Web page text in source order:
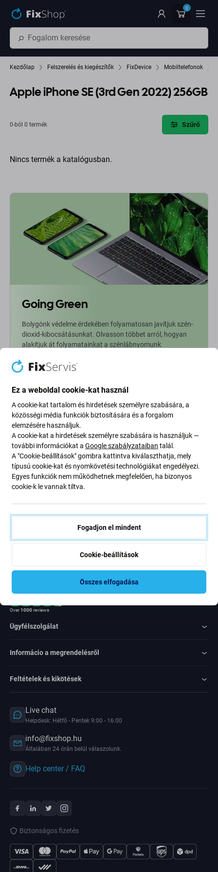
0
Kezdőlap Felszerelés és kiegészítők FixDevice Mobiltelefonok
Apple iPhone SE (3rd Gen 2022) 256GB
0-ból 0 termék Szűrő
Nincs termék a katalógusban.
Going Green
Bolygónk védelme érdekében folyamatosan javítjuk szén-
dioxid-kibocsátásunkat. Olvasson többet arról, hogyan
alakítjuk át folyamatainkat a szénlábnyomunk
Newsletter Fix
Iratkozzon fel, hogy rendszeresen tájékoztatást kapjon az
ajánlatunkról szóló kedvezményekről és hírekről. Ugyanakkor
ennek az űrlapnak a benyújtásával megerősítem, hogy több mint
16 éves vagyok
Egyetértek azzal, hogy híreket kapjak
Rated Excellent
Over1000reviews
Ügyfélszolgálat
Informácio a megrendelésről
Feltételek és kikötések
Live chat
Helpdesk: Hétfő - Péntek 9:00 - 16:00
info@fixshop.hu
Általában 24 órán belül válaszolunk.
Help center / FAQ
Biztonságos fizetés
Ez a weboldal cookie-kat használ
A cookie-kat tartalom és hirdetések személyre szabására, a
közösségi média funkciók biztosítására és a forgalom
elemzésére használjuk.
A cookie-kat a hirdetések személyre szabására is használjuk —
további információkat a Google szabályzataiban talál.
A "Cookie-beállítások" gombra kattintva kiválaszthatja, mely
típusú cookie-kat és nyomkövetési technológiákat engedélyezi.
Egyes funkciók nem működhetnek megfelelően, ha bizonyos
cookie-k le vannak tiltva.
Fogadjon el mindent
Cookie-beállítások
Összes elfogadása